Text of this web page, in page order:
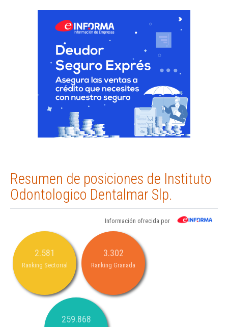
Resumen de posiciones de Instituto
Odontologico Dentalmar Slp.
Información ofrecida por
2.581
Ranking Sectorial
3.302
Ranking Granada
259.868